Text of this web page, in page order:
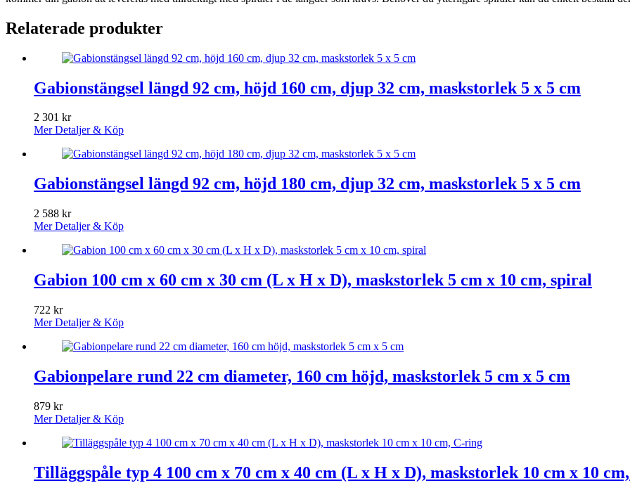
Relaterade produkter
Gabionstängsel längd 92 cm, höjd 160 cm, djup 32 cm, maskstorlek 5 x 5 cm
2 301 kr
Mer Detaljer & Köp
Gabionstängsel längd 92 cm, höjd 180 cm, djup 32 cm, maskstorlek 5 x 5 cm
2 588 kr
Mer Detaljer & Köp
Gabion 100 cm x 60 cm x 30 cm (L x H x D), maskstorlek 5 cm x 10 cm, spiral
722 kr
Mer Detaljer & Köp
Gabionpelare rund 22 cm diameter, 160 cm höjd, maskstorlek 5 cm x 5 cm
879 kr
Mer Detaljer & Köp
Tilläggspåle typ 4 100 cm x 70 cm x 40 cm (L x H x D), maskstorlek 10 cm x 10